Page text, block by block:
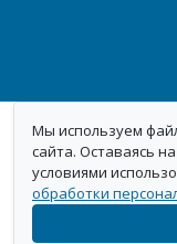
Мы используем
сайта. Оставаясь
условиями
обработки